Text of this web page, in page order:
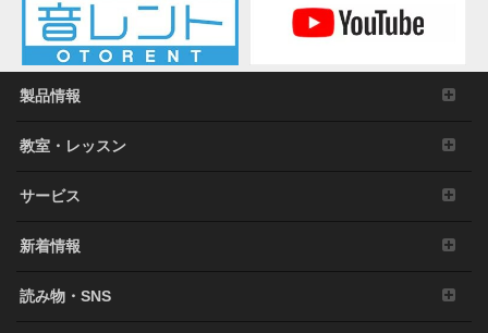
会
場
の
製品情報
教室・レッスン
サービス
新着情報
読み物・SNS